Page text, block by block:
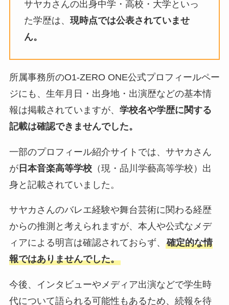
サヤカさんの出身中学・高校・大学といっ
た学歴は、 現時点では公表されていませ
ん。
所属事務所のO1-ZERO ONE公式プロフィールペー
ジにも、生年月日・出身地・出演歴などの基本情
報は掲載されていますが、 学校名や学歴に関する
記載は確認できませんでした。
一部のプロフィール紹介サイトでは、サヤカさん
が日本音楽高等学校（現・品川学藝高等学校）出
身と記載されていました。
サヤカさんのバレエ経験や舞台芸術に関わる経歴
からの推測と考えられますが、本人や公式なメデ
ィアによる明言は確認されておらず、 確定的な情
報ではありませんでした。
今後、インタビューやメディア出演などで学生時
代について語られる可能性もあるため、続報を待